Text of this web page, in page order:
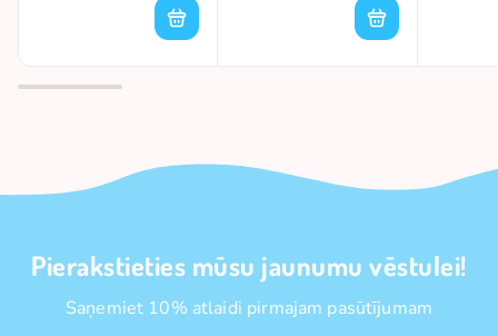
Pierakstieties mūsu jaunumu vēstulei!
Saņemiet 10% atlaidi pirmajam pasūtījumam